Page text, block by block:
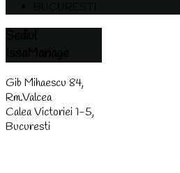
Gib Mihaescu 84,
Rm.Valcea
Calea Victoriei 1-5,
Bucuresti